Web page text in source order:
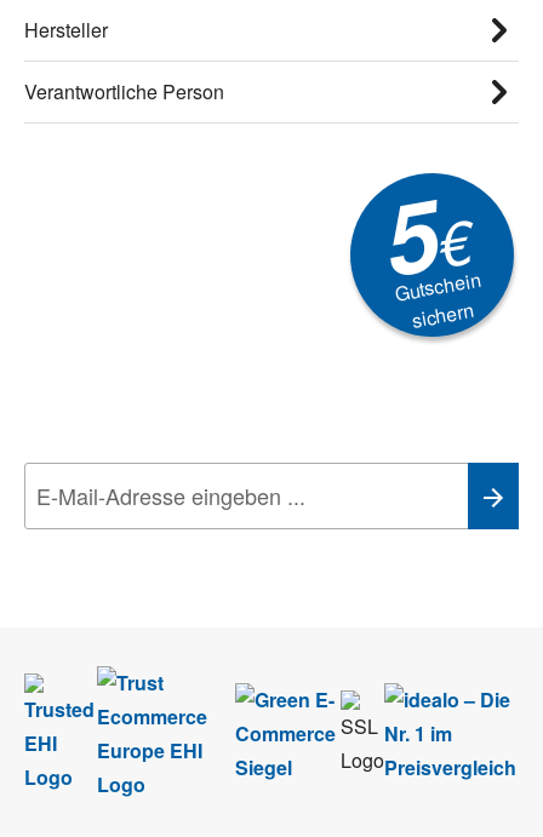
Hersteller
Verantwortliche Person
5€
Gutschein
sichern